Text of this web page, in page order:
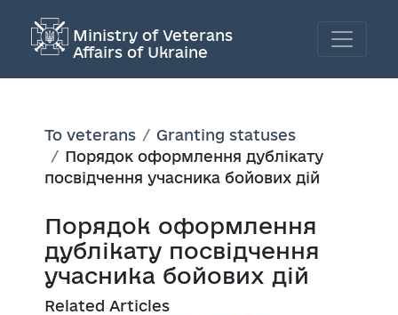
Ministry of Veterans
Affairs of Ukraine
To veterans
Granting statuses
Порядок оформлення дублікату
посвідчення учасника бойових дій
Порядок оформлення
дублікату посвідчення
учасника бойових дій
Related Articles